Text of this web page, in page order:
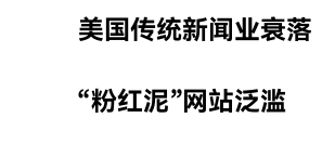
美国传统新闻业衰落
“粉红泥”网站泛滥